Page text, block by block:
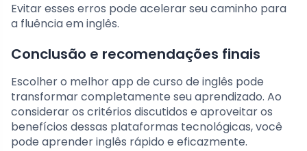
Evitar esses erros pode acelerar seu caminho para
a fluência em inglês.
Conclusão e recomendações finais
Escolher o melhor app de curso de inglês pode
transformar completamente seu aprendizado. Ao
considerar os critérios discutidos e aproveitar os
benefícios dessas plataformas tecnológicas, você
pode aprender inglês rápido e eficazmente.